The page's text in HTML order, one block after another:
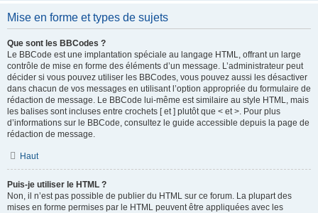
Mise en forme et types de sujets
Que sont les BBCodes ?
Le BBCode est une implantation spéciale au langage HTML, offrant un large
contrôle de mise en forme des éléments d’un message. L’administrateur peut
décider si vous pouvez utiliser les BBCodes, vous pouvez aussi les désactiver
dans chacun de vos messages en utilisant l’option appropriée du formulaire de
rédaction de message. Le BBCode lui-même est similaire au style HTML, mais
les balises sont incluses entre crochets [ et ] plutôt que < et >. Pour plus
d’informations sur le BBCode, consultez le guide accessible depuis la page de
rédaction de message.
Haut
Puis-je utiliser le HTML ?
Non, il n’est pas possible de publier du HTML sur ce forum. La plupart des
mises en forme permises par le HTML peuvent être appliquées avec les